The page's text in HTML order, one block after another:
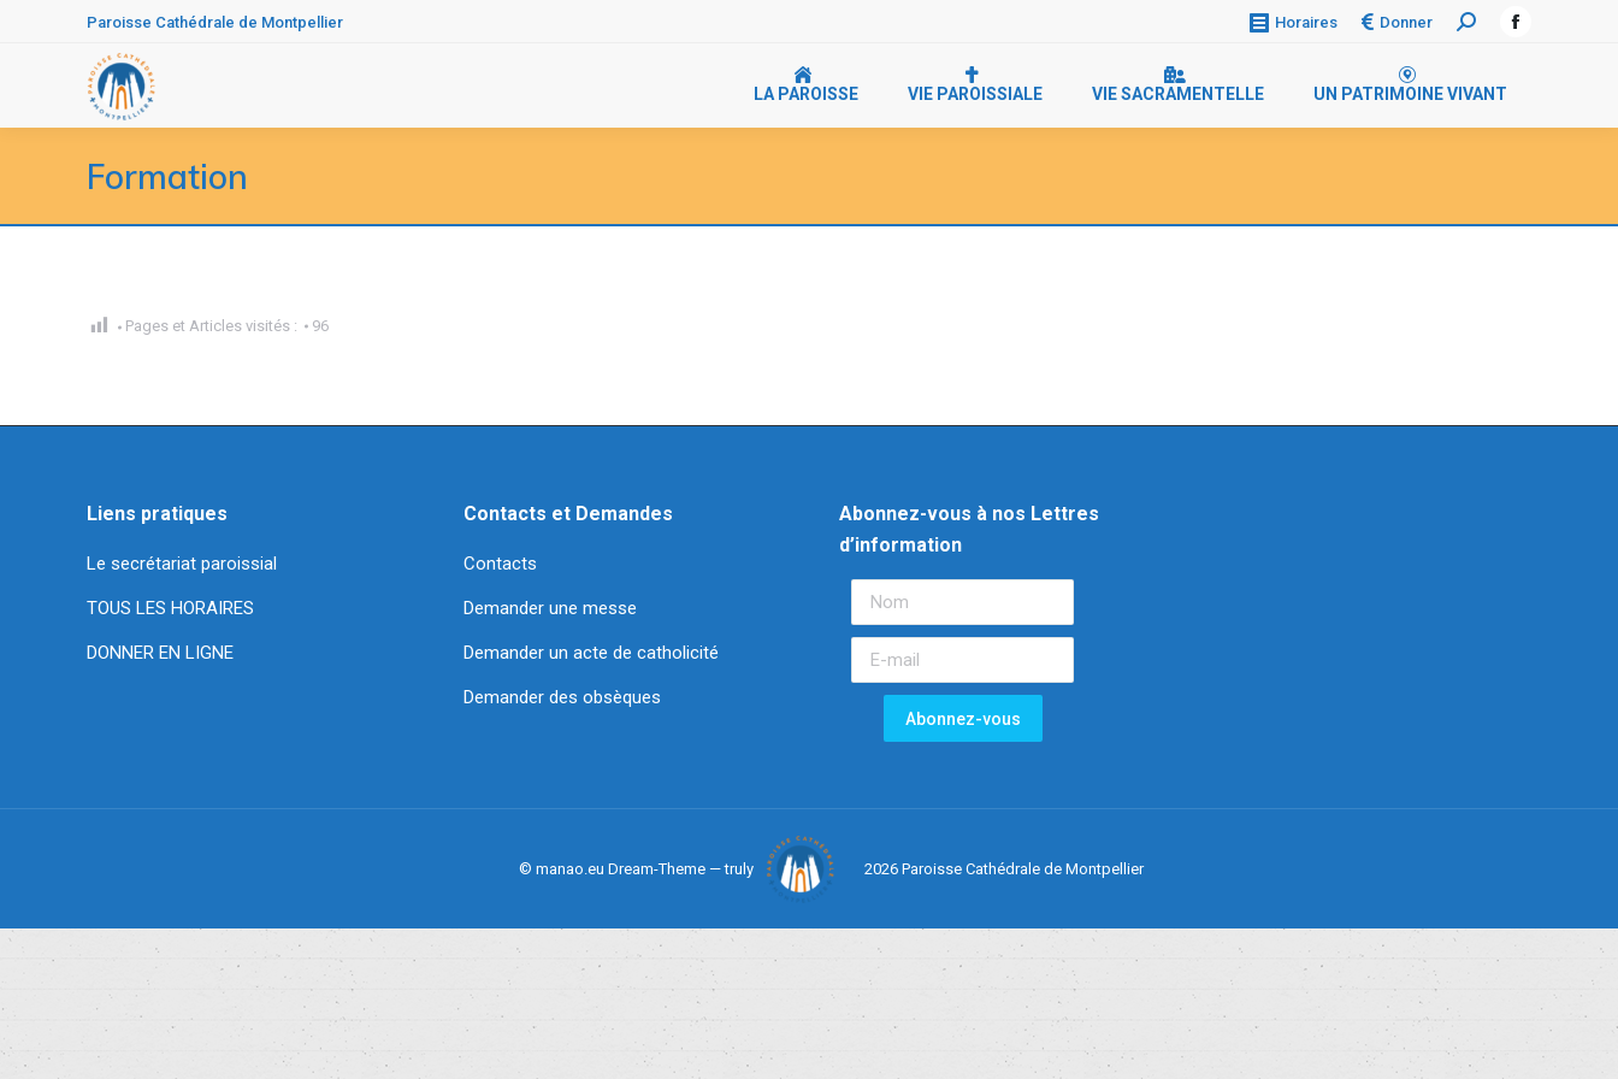
Paroisse Cathédrale de Montpellier Horaires Donner
Recherche
Facebook
in
LA PAROISSE VIE PAROISSIALE VIE SACRAMENTELLE UN PATRIMOINE VIVANT
Formation
Pages et Articles visités : 96
Liens pratiques
Le secrétariat paroissial
TOUS LES HORAIRES
DONNER EN LIGNE
Contacts et Demandes
Contacts
Demander une messe
Demander un acte de catholicité
Demander des obsèques
Abonnez-vous à nos Lettres
d’information
© manao.eu Dream-Theme — truly 2026 Paroisse Cathédrale de Montpellier